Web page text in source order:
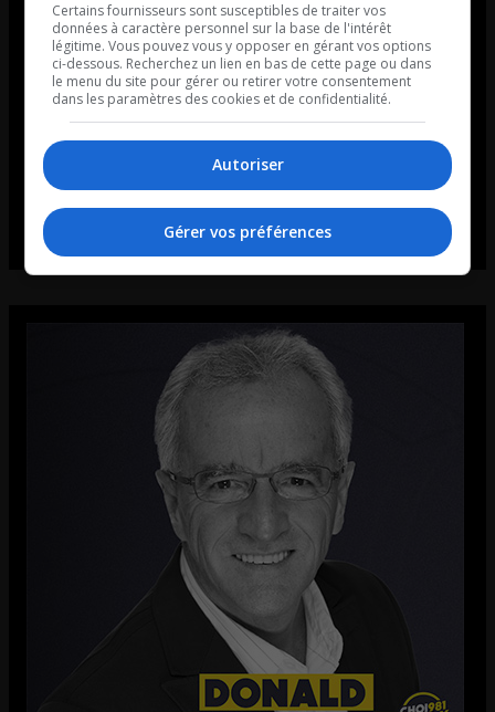
Certains fournisseurs sont susceptibles de traiter vos
données à caractère personnel sur la base de l'intérêt
légitime. Vous pouvez vous y opposer en gérant vos options
ci-dessous. Recherchez un lien en bas de cette page ou dans
le menu du site pour gérer ou retirer votre consentement
dans les paramètres des cookies et de confidentialité.
Autoriser
Gérer vos préférences